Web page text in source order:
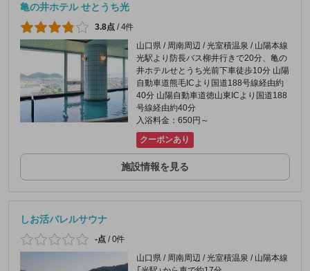
亀の井ホテル せとうち光
3.8点 /4件
山口県 / 周南周辺 / 光室積温泉 / 山陽本線
光駅より防長バス柳井行きで20分、亀の
井ホテルせとうち光前下車徒歩10分 山陽
自動車道熊毛ICより国道188号線経由約
40分 山陽自動車道徳山東ICより国道188
号線経由約40分
入浴料金：650円～
クーポンあり
施設情報を見る
しお活バレルサウナ
-点 /0件
山口県 / 周南周辺 / 光室積温泉 / 山陽本線